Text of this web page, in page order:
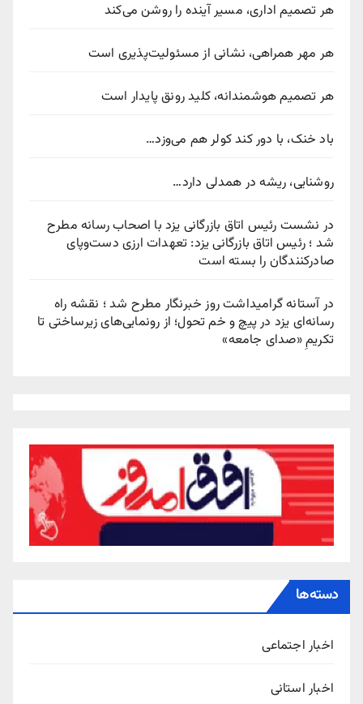
هر تصمیم اداری، مسیر آینده را روشن می‌کند
هر مهر همراهی، نشانی از مسئولیت‌پذیری است
هر تصمیم هوشمندانه، کلید رونق پایدار است
باد خنک، با دور کند کولر هم می‌وزد…
روشنایی، ریشه در همدلی دارد…
در نشست رئیس اتاق بازرگانی یزد با اصحاب رسانه مطرح
شد ؛ رئیس اتاق بازرگانی یزد: تعهدات ارزی دست‌وپای
صادرکنندگان را بسته است
در آستانه گرامیداشت روز خبرنگار مطرح شد ؛ نقشه راه
رسانه‌ای یزد در پیچ‌ و خم تحول؛ از رونمایی‌های زیرساختی تا
تکریمِ «صدای جامعه»
دسته‌ها
اخبار اجتماعی
اخبار استانی